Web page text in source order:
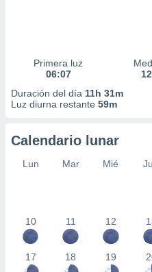
Primera luz
06:07
Duración del día 11h 31m
Luz diurna restante 59m
Calendario lunar
Lun Mar Mié
10 11 12
17 18 19